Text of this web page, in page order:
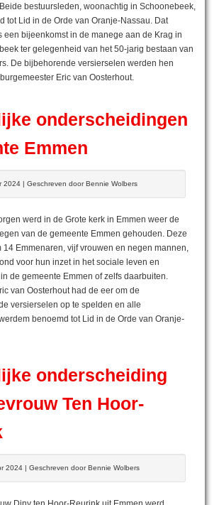
bestuursleden, woonachtig in Schoonebeek,
tot Lid in de Orde van Oranje-Nassau. Dat
een bijeenkomst in de manege aan de Krag in
ter gelegenheid van het 50-jarig bestaan van
De bijbehorende versierselen werden hen
Eric van Oosterhout.
onderscheidingen
Emmen
2024 | Geschreven door Bennie Wolbers
werd in de Grote kerk in Emmen weer de
van de gemeente Emmen gehouden. Deze
14 Emmenaren, vijf vrouwen en negen mannen,
voor hun inzet in het sociale leven en
de gemeente Emmen of zelfs daarbuiten.
van Oosterhout had de eer om de
versierselen op te spelden en alle
benoemd tot Lid in de Orde van Oranje-
onderscheiding
Ten Hoor-
2024 | Geschreven door Bennie Wolbers